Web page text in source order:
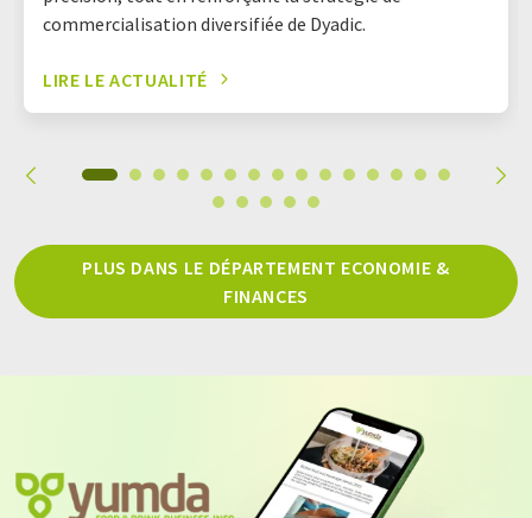
commercialisation diversifiée de Dyadic.
LIRE LE ACTUALITÉ
PLUS DANS LE DÉPARTEMENT ECONOMIE &
FINANCES